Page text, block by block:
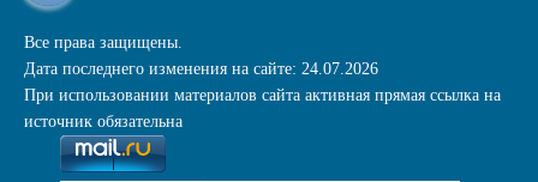
Все права защищены.
Дата последнего изменения на сайте: 24.07.2026
При использовании материалов сайта активная прямая ссылка на
источник обязательна